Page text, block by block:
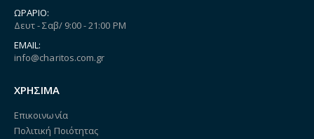
ΩΡΆΡΙΟ:
Δευτ - Σαβ/ 9:00 - 21:00 PM
EMAIL:
info@charitos.com.gr
ΧΡΗΣΙΜΑ
Επικοινωνία
Πολιτική Ποιότητας